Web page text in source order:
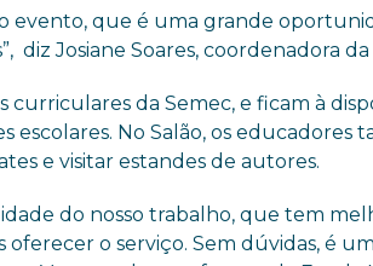
evento, que é uma grande
diz Josiane Soares, coordenadora
da Semec, e ficam à
escolares. No Salão, os educadores
e visitar estandes de autores.
do nosso trabalho, que tem
o serviço. Sem dúvidas, é